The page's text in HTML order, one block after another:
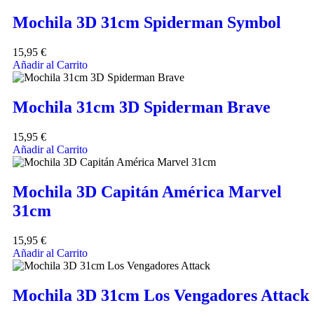
Mochila 3D 31cm Spiderman Symbol
15,95 €
Añadir al Carrito
Mochila 31cm 3D Spiderman Brave
15,95 €
Añadir al Carrito
Mochila 3D Capitán América Marvel
31cm
15,95 €
Añadir al Carrito
Mochila 3D 31cm Los Vengadores Attack